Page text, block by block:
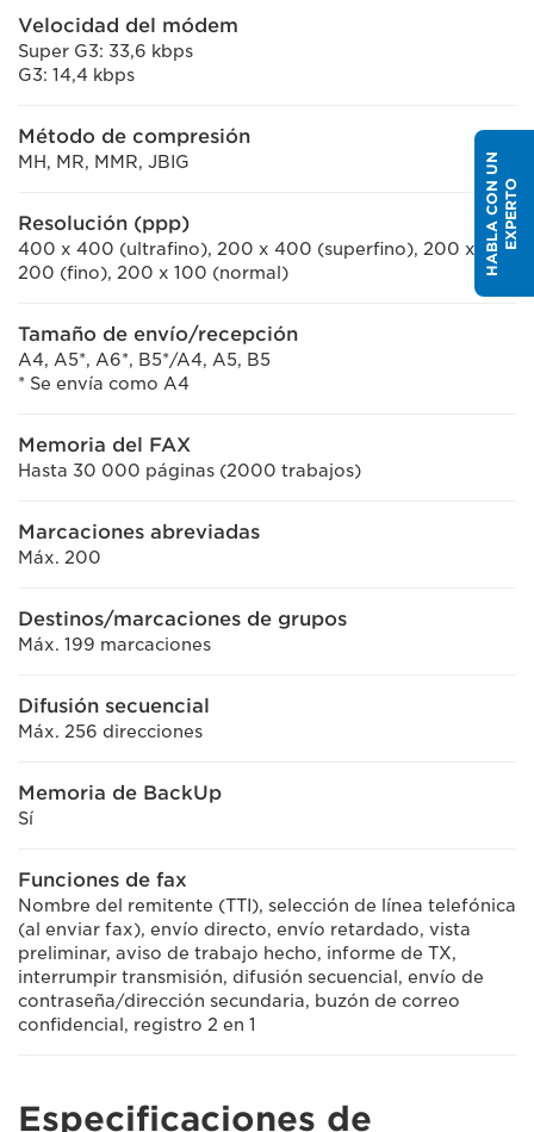
Velocidad del módem
Super G3: 33,6 kbps
G3: 14,4 kbps
Método de compresión
MH, MR, MMR, JBIG
Resolución (ppp)
400 x 400 (ultrafino), 200 x 400 (superfino), 200 x
200 (fino), 200 x 100 (normal)
Tamaño de envío/recepción
A4, A5*, A6*, B5*/A4, A5, B5
* Se envía como A4
Memoria del FAX
Hasta 30 000 páginas (2000 trabajos)
Marcaciones abreviadas
Máx. 200
Destinos/marcaciones de grupos
Máx. 199 marcaciones
Difusión secuencial
Máx. 256 direcciones
Memoria de BackUp
Sí
Funciones de fax
Nombre del remitente (TTI), selección de línea telefónica
(al enviar fax), envío directo, envío retardado, vista
preliminar, aviso de trabajo hecho, informe de TX,
interrumpir transmisión, difusión secuencial, envío de
contraseña/dirección secundaria, buzón de correo
confidencial, registro 2 en 1
Especificaciones de
H
A
B
L
A
C
ON
U
N
E
X
P
E
R
TO